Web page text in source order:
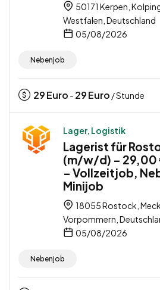
50171 Kerpen,
Westfalen, Deutschland
05/08/2026
Nebenjob
29Euro - 29Euro / Stunde
Lager, Logistik
Lagerist für
(m/w/d) – 29,00
– Vollzeitjob,
Minijob
18055 Rostock,
Vorpommern,
05/08/2026
Nebenjob